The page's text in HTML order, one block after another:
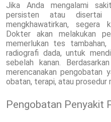
Jika Anda mengalami
persisten atau disertai
mengkhawatirkan,
Dokter akan melakukan
memerlukan tes
radiografi dada, untuk
sebelah kanan.
merencanakan pengobatan
obatan, terapi, atau prosedur
Pengobatan Penyakit